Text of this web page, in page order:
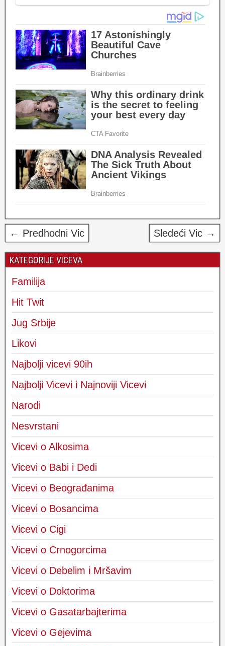
← Predhodni Vic Sledeći Vic →
KATEGORIJE VICEVA
Familija
Hit Twit
Jug Srbije
Likovi
Najbolji vicevi 90ih
Najbolji Vicevi i Najnoviji Vicevi
Narodi
Nesvrstani
Vicevi o Alkosima
Vicevi o Babi i Dedi
Vicevi o Beograđanima
Vicevi o Bosancima
Vicevi o Cigi
Vicevi o Crnogorcima
Vicevi o Debelim i Mršavim
Vicevi o Doktorima
Vicevi o Gasatarbajterima
Vicevi o Gejevima